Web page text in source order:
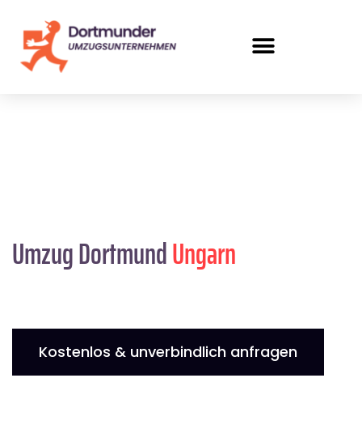
Umzug DortmundUngarn
Kostenlos & unverbindlich anfragen